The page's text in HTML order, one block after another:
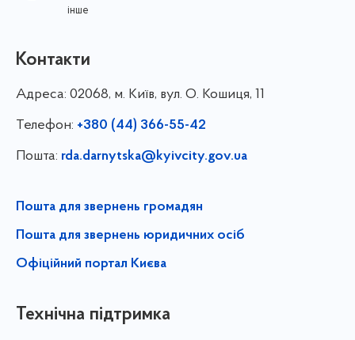
інше
Контакти
Адреса: 02068, м. Київ, вул. О. Кошиця, 11
Телефон: +380 (44) 366-55-42
Пошта: rda.darnytska@kyivcity.gov.ua
Пошта для звернень громадян
Пошта для звернень юридичних осіб
Офіційний портал Києва
Технічна підтримка